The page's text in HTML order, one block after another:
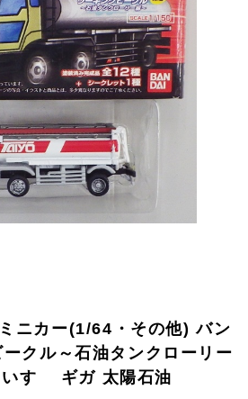
ニカー(1/64・その他) バン
クル～石油タンクローリー
すゞ ギガ 太陽石油